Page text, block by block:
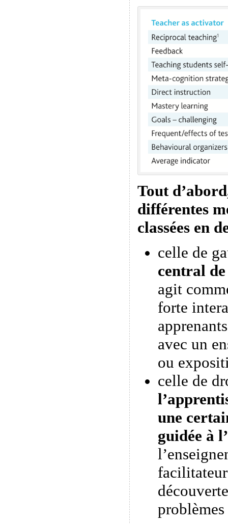
Tout
différentes
classées en
celle de
central de
agit
forte
avec un
ou
celle de
une
guidée à